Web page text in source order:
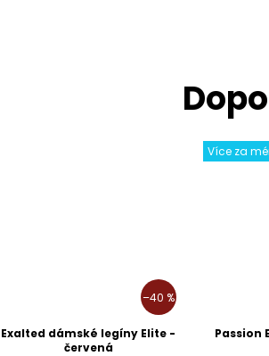
–40 %
Exalted dámské legíny Elite -
červená
Více za
Passion